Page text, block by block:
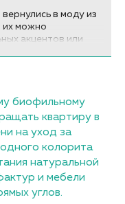
в моду из
их можно
акцентов или
биофильному
квартиру в
на уход за
колорита
натуральной
и мебели
углов.